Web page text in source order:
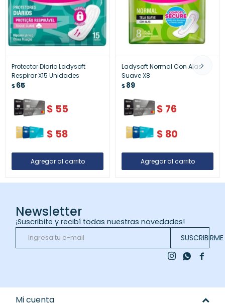
Protector Diario Ladysoft
Respirar X15 Unidades
$65
$ 55
$ 58
Ladysoft Normal Con Alas
Suave X8
$89
$ 76
$ 80
Newsletter
¡Suscribite y recibí todas nuestras novedades!
SUSCRIBIRME

 
Mi cuenta